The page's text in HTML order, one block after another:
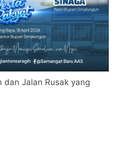
dan Jalan Rusak yang